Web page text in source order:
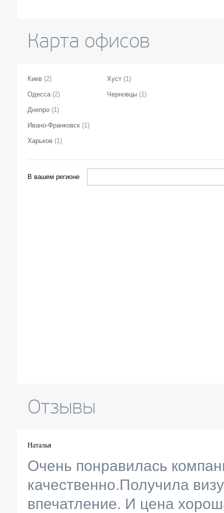
Карта офисов
Киев (2)
Одесса(2)
Днепро (1)
Ивано-Франковск (1)
Харьков (1)
Хуст (1)
Черновцы (1)
В вашем регионе
Отзывы
Наталья
Очень понравилась
качественно.Получила
впечатление. И цена